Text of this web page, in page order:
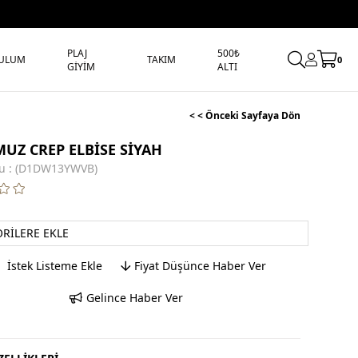
PLAJ
GİYİM
TAKIM
500₺
ALTI
0
< < Önceki Sayfaya Dön
CREP ELBİSE SİYAH
(D1DW13YWVB)
EKLE
İstek Listeme Ekle Fiyat Düşünce Haber Ver
Gelince Haber Ver